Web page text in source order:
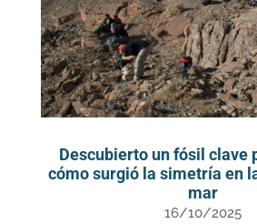
Descubierto un fósil clave
cómo surgió la simetría en
mar
16/10/2025